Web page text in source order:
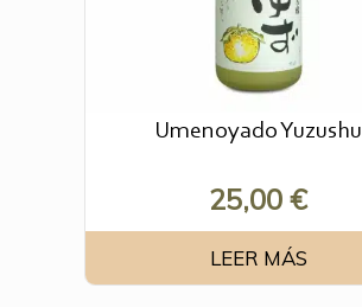
Umenoyado Yuzushu
25,00€
LEER MÁS